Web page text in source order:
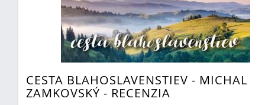
CESTA BLAHOSLAVENSTIEV - MICHAL
ZAMKOVSKÝ - RECENZIA